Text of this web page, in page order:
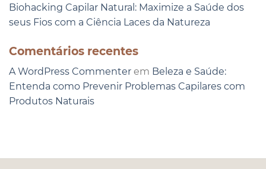
Biohacking Capilar Natural: Maximize a Saúde dos
seus Fios com a Ciência Laces da Natureza
Comentários recentes
A WordPress Commenter em Beleza e Saúde:
Entenda como Prevenir Problemas Capilares com
Produtos Naturais